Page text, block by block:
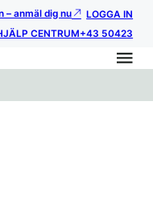
– anmäl dig nu
LOGGA IN
CENTRUM+43 50423